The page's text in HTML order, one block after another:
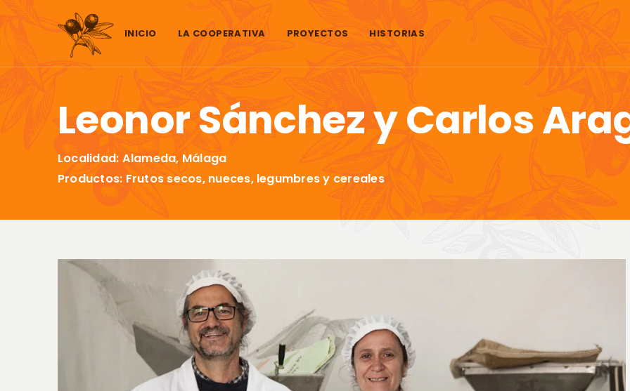
Saltar al contenido
INICIO LA COOPERATIVA PROYECTOS HISTORIAS
Leonor Sánchez y Carlos
Localidad: Alameda, Málaga
Productos: Frutos secos, nueces, legumbres y cereales